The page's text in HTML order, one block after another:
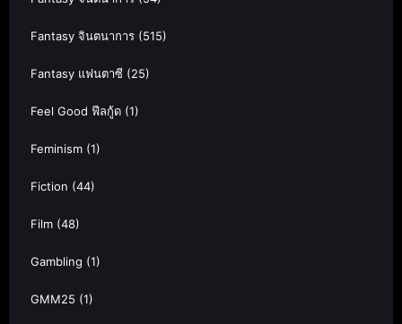
Fantasy จินตนาการ (515)
Fantasy แฟนตาซี (25)
Feel Good ฟีลกู้ด (1)
Feminism (1)
Fiction (44)
Film (48)
Gambling (1)
GMM25 (1)